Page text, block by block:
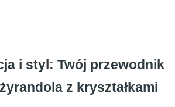
i styl: Twój przewodnik
z kryształkami